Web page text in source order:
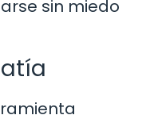
sin miedo